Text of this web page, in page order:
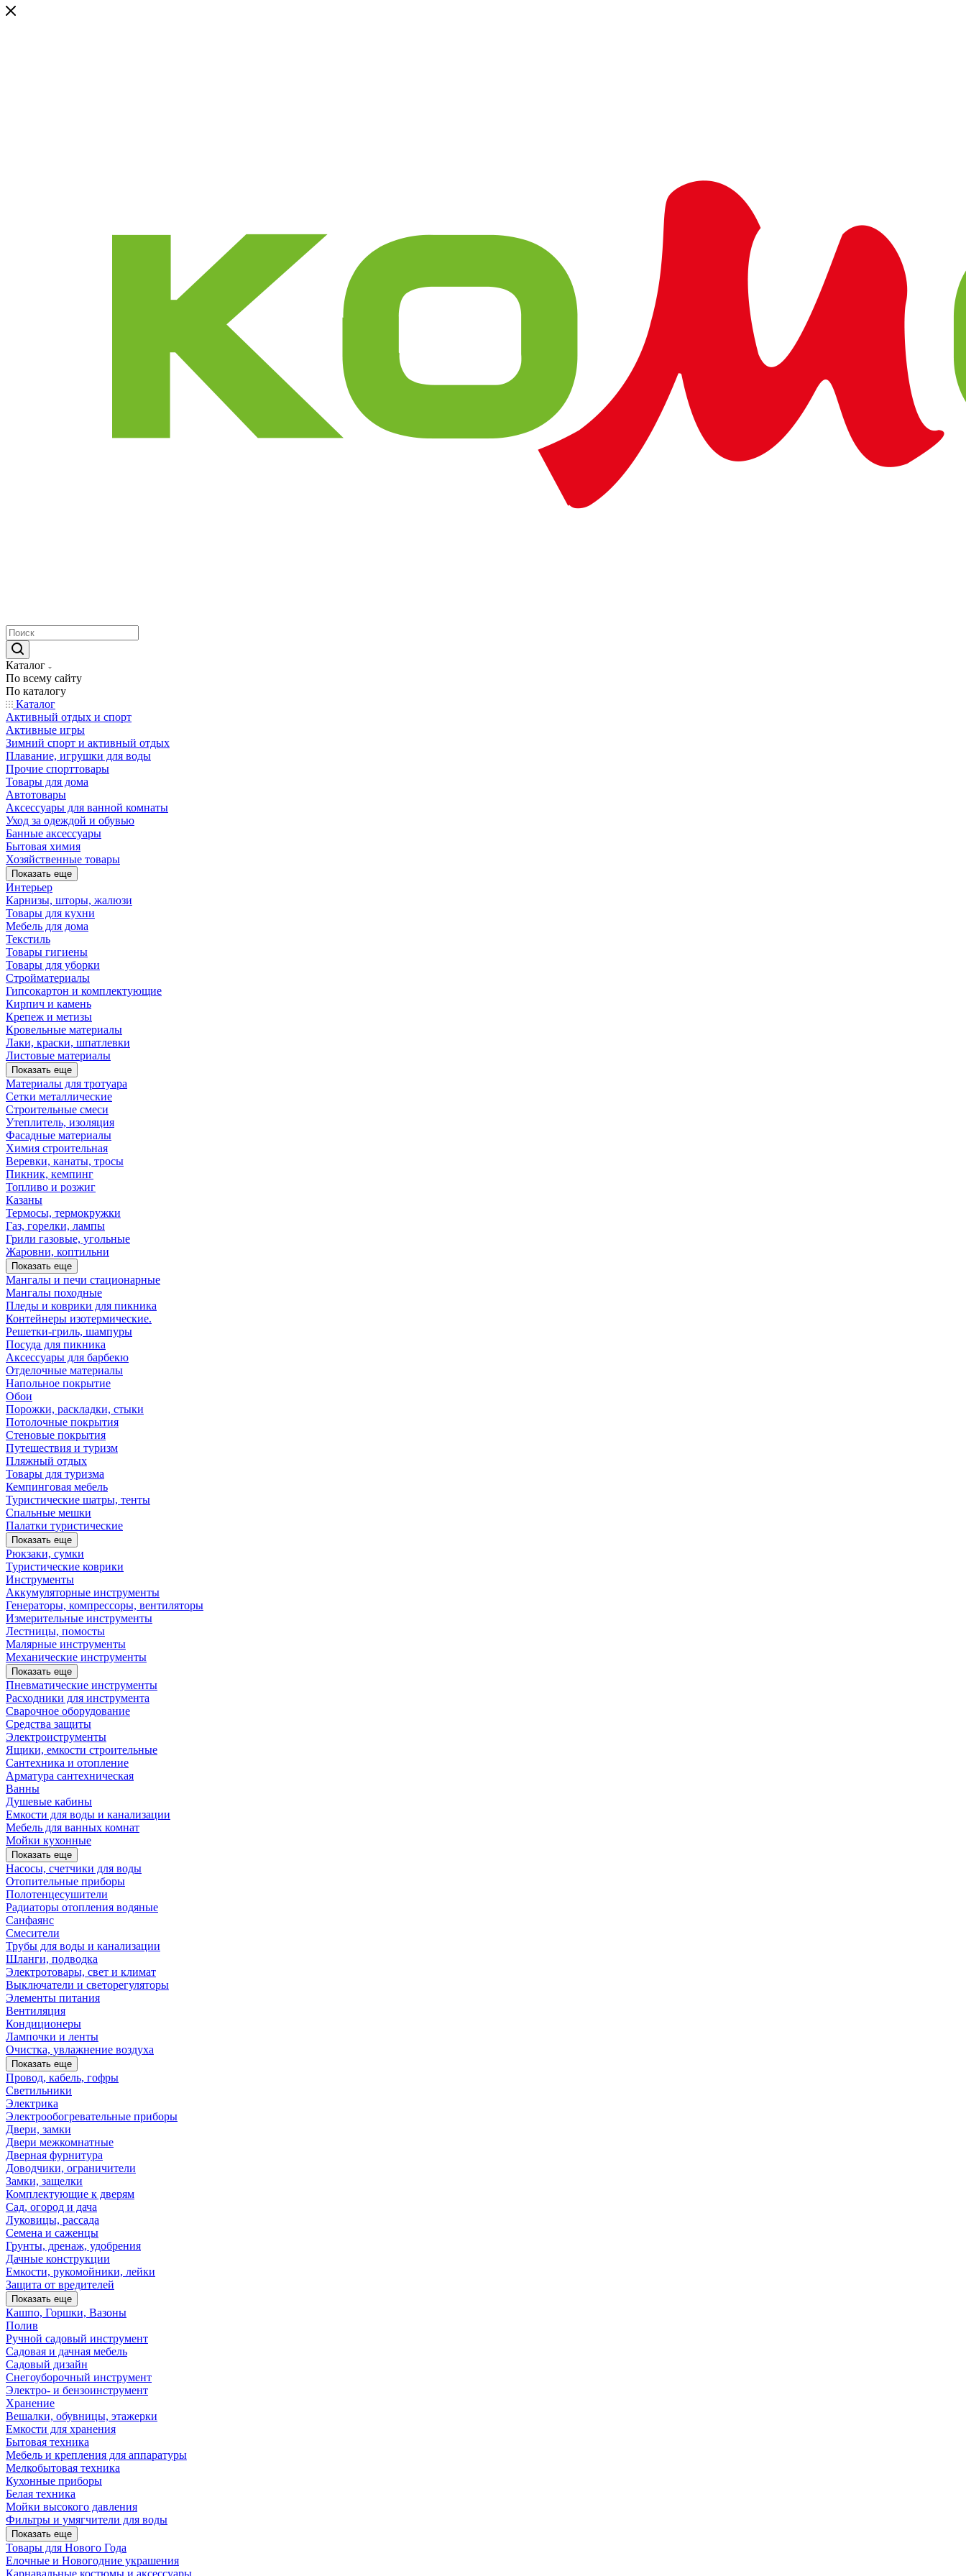
Каталог
По всему сайту
По каталогу
Каталог
Активный отдых и спорт
Активные игры
Зимний спорт и активный отдых
Плавание, игрушки для воды
Прочие спорттовары
Товары для дома
Автотовары
Аксессуары для ванной комнаты
Уход за одеждой и обувью
Банные аксессуары
Бытовая химия
Хозяйственные товары
Показать еще
Интерьер
Карнизы, шторы, жалюзи
Товары для кухни
Мебель для дома
Текстиль
Товары гигиены
Товары для уборки
Стройматериалы
Гипсокартон и комплектующие
Кирпич и камень
Крепеж и метизы
Кровельные материалы
Лаки, краски, шпатлевки
Листовые материалы
Показать еще
Материалы для тротуара
Сетки металлические
Строительные смеси
Утеплитель, изоляция
Фасадные материалы
Химия строительная
Веревки, канаты, тросы
Пикник, кемпинг
Топливо и розжиг
Казаны
Термосы, термокружки
Газ, горелки, лампы
Грили газовые, угольные
Жаровни, коптильни
Показать еще
Мангалы и печи стационарные
Мангалы походные
Пледы и коврики для пикника
Контейнеры изотермические.
Решетки-гриль, шампуры
Посуда для пикника
Аксессуары для барбекю
Отделочные материалы
Напольное покрытие
Обои
Порожки, раскладки, стыки
Потолочные покрытия
Стеновые покрытия
Путешествия и туризм
Пляжный отдых
Товары для туризма
Кемпинговая мебель
Туристические шатры, тенты
Спальные мешки
Палатки туристические
Показать еще
Рюкзаки, сумки
Туристические коврики
Инструменты
Аккумуляторные инструменты
Генераторы, компрессоры, вентиляторы
Измерительные инструменты
Лестницы, помосты
Малярные инструменты
Механические инструменты
Показать еще
Пневматические инструменты
Расходники для инструмента
Сварочное оборудование
Средства защиты
Электроиструменты
Ящики, емкости строительные
Сантехника и отопление
Арматура сантехническая
Ванны
Душевые кабины
Емкости для воды и канализации
Мебель для ванных комнат
Мойки кухонные
Показать еще
Насосы, счетчики для воды
Отопительные приборы
Полотенцесушители
Радиаторы отопления водяные
Санфаянс
Смесители
Трубы для воды и канализации
Шланги, подводка
Электротовары, свет и климат
Выключатели и светорегуляторы
Элементы питания
Вентиляция
Кондиционеры
Лампочки и ленты
Очистка, увлажнение воздуха
Показать еще
Провод, кабель, гофры
Светильники
Электрика
Электрообогревательные приборы
Двери, замки
Двери межкомнатные
Дверная фурнитура
Доводчики, ограничители
Замки, защелки
Комплектующие к дверям
Сад, огород и дача
Луковицы, рассада
Семена и саженцы
Грунты, дренаж, удобрения
Дачные конструкции
Емкости, рукомойники, лейки
Защита от вредителей
Показать еще
Кашпо, Горшки, Вазоны
Полив
Ручной садовый инструмент
Садовая и дачная мебель
Садовый дизайн
Снегоуборочный инструмент
Электро- и бензоинструмент
Хранение
Вешалки, обувницы, этажерки
Емкости для хранения
Бытовая техника
Мебель и крепления для аппаратуры
Мелкобытовая техника
Кухонные приборы
Белая техника
Мойки высокого давления
Фильтры и умягчители для воды
Показать еще
Товары для Нового Года
Елочные и Новогодние украшения
Карнавальные костюмы и аксессуары